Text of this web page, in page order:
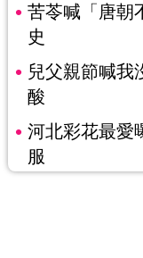
苦苓喊「唐
史
兒父親節喊
酸
河北彩花最愛
服